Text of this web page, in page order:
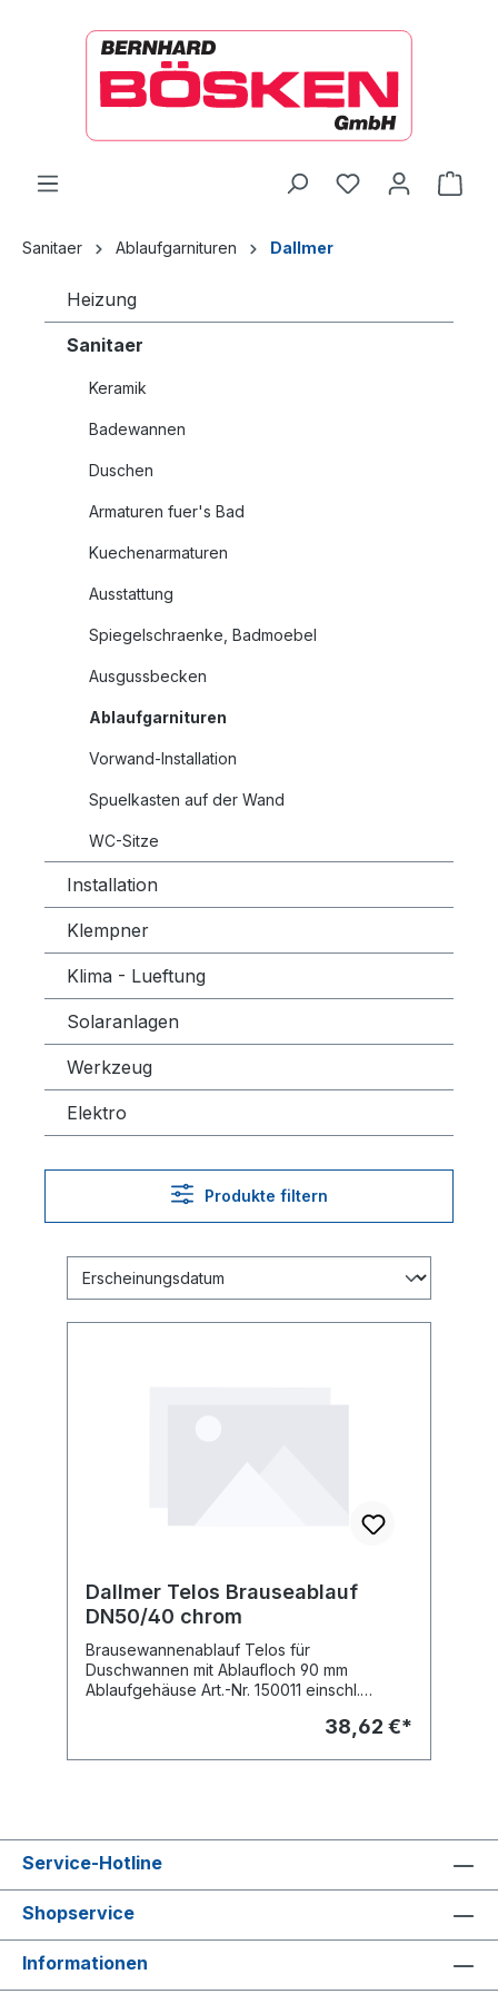
Sanitaer Ablaufgarnituren Dallmer
Heizung
Sanitaer
Keramik
Badewannen
Duschen
Armaturen fuer's Bad
Kuechenarmaturen
Ausstattung
Spiegelschraenke, Badmoebel
Ausgussbecken
Ablaufgarnituren
Vorwand-Installation
Spuelkasten auf der Wand
WC-Sitze
Installation
Klempner
Klima - Lueftung
Solaranlagen
Werkzeug
Elektro
Produkte filtern
Dallmer Telos Brauseablauf
DN50/40 chrom
Brausewannenablauf Telos für
Duschwannen mit Ablaufloch 90 mm
Ablaufgehäuse Art.-Nr. 150011 einschl.
38,62 €*
Service-Hotline
Shopservice
Informationen